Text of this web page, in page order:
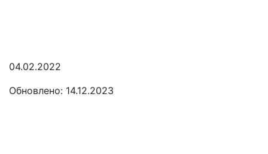
04.02.2022
Обновлено: 14.12.2023